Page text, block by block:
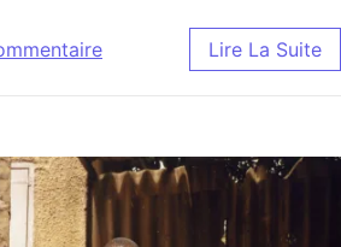
Lire La Suite